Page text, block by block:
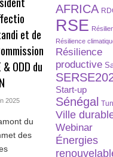
et de
& ODD du
2025
du
des
AFRICA
RSE
Résilience
Résilience
productive
Start-up
Sénégal
Ville
Webinar
Énergies